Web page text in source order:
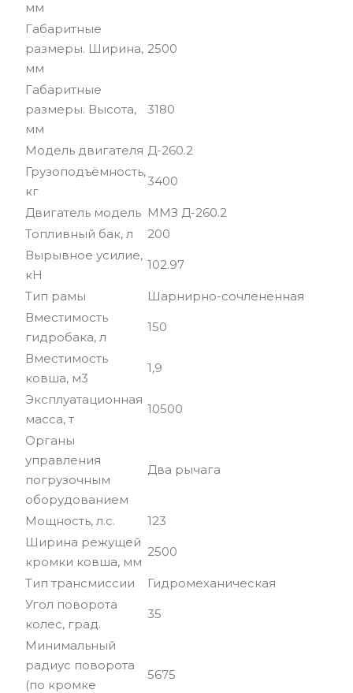
мм
Габаритные
размеры. Ширина,
мм
2500
Габаритные
размеры. Высота,
мм
3180
Модель двигателя Д-260.2
Грузоподъёмность,
кг
3400
Двигатель модель ММЗ Д-260.2
Топливный бак, л
200
Вырывное усилие,
кН
102.97
Тип рамы
Шарнирно-сочлененная
Вместимость
гидробака, л
150
Вместимость
ковша, м3
1,9
Эксплуатационная
масса, т
10500
Органы
управления
погрузочным
оборудованием
Два рычага
Мощность, л.с.
123
Ширина режущей
кромки ковша, мм
2500
Тип трансмиссии
Гидромеханическая
Угол поворота
колес, град.
35
Минимальный
радиус поворота
(по кромке
5675